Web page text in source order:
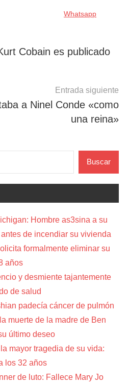
Whatsapp
Cobain es publicado
Entrada siguiente
a Ninel Conde «como
una reina»
Buscar
Hombre as3sina a su
de incendiar su vivienda
formalmente eliminar su
años
y desmiente tajantemente
de salud
padecía cáncer de pulmón
muerte de la madre de Ben
último deseo
mayor tragedia de su vida:
los 32 años
de luto: Fallece Mary Jo